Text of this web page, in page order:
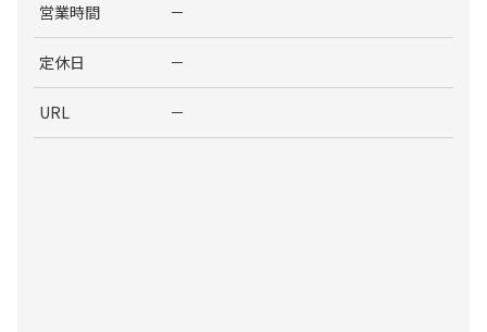
営業時間 －
定休日 －
URL －